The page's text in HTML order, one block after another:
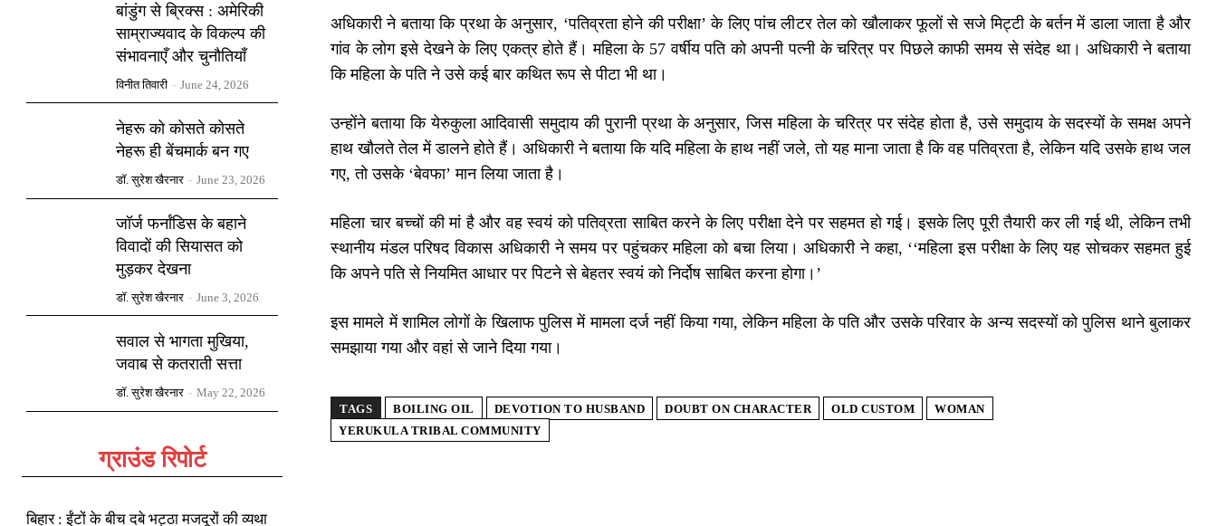
बांडुंग से ब्रिक्स : अमेरिकी
साम्राज्यवाद के विकल्प की
संभावनाएँ और चुनौतियाँ
विनीत तिवारी - June 24, 2026
नेहरू को कोसते कोसते
नेहरू ही बेंचमार्क बन गए
डॉ. सुरेश खैरनार - June 23, 2026
जॉर्ज फर्नांडिस के बहाने
विवादों की सियासत को
मुड़कर देखना
डॉ. सुरेश खैरनार - June 3, 2026
सवाल से भागता मुखिया,
जवाब से कतराती सत्ता
डॉ. सुरेश खैरनार - May 22, 2026
ग्राउंड रिपोर्ट
बिहार : ईंटों के बीच दबे भट्ठा मजदूरों की व्यथा
अधिकारी ने बताया कि प्रथा के अनुसार, ‘पतिव्रता होने की परीक्षा’ के लिए पांच लीटर तेल को खौलाकर फूलों से सजे मिट्टी के बर्तन में डाला जाता है और
गांव के लोग इसे देखने के लिए एकत्र होते हैं। महिला के 57 वर्षीय पति को अपनी पत्नी के चरित्र पर पिछले काफी समय से संदेह था। अधिकारी ने बताया
कि महिला के पति ने उसे कई बार कथित रूप से पीटा भी था।
उन्होंने बताया कि येरुकुला आदिवासी समुदाय की पुरानी प्रथा के अनुसार, जिस महिला के चरित्र पर संदेह होता है, उसे समुदाय के सदस्यों के समक्ष अपने
हाथ खौलते तेल में डालने होते हैं। अधिकारी ने बताया कि यदि महिला के हाथ नहीं जले, तो यह माना जाता है कि वह पतिव्रता है, लेकिन यदि उसके हाथ जल
गए, तो उसके ‘बेवफा’ मान लिया जाता है।
महिला चार बच्चों की मां है और वह स्वयं को पतिव्रता साबित करने के लिए परीक्षा देने पर सहमत हो गई। इसके लिए पूरी तैयारी कर ली गई थी, लेकिन तभी
स्थानीय मंडल परिषद विकास अधिकारी ने समय पर पहुंचकर महिला को बचा लिया। अधिकारी ने कहा, ‘‘महिला इस परीक्षा के लिए यह सोचकर सहमत हुई
कि अपने पति से नियमित आधार पर पिटने से बेहतर स्वयं को निर्दोष साबित करना होगा।’
इस मामले में शामिल लोगों के खिलाफ पुलिस में मामला दर्ज नहीं किया गया, लेकिन महिला के पति और उसके परिवार के अन्य सदस्यों को पुलिस थाने बुलाकर
समझाया गया और वहां से जाने दिया गया।
TAGS BOILING OIL DEVOTION TO HUSBAND DOUBT ON CHARACTER OLD CUSTOM
WOMAN
YERUKULA TRIBAL COMMUNITY